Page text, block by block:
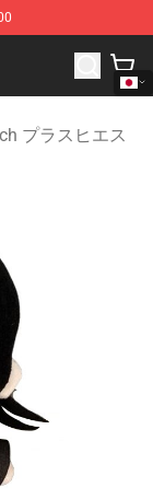
Shop
プラスヒエス